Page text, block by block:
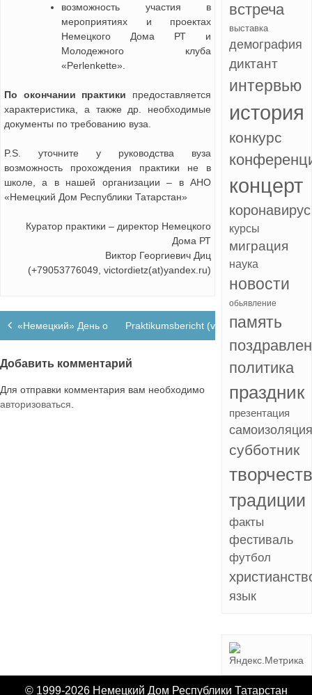
возможность участия в
мероприятиях и проектах
Немецкого Дома РТ и
Молодежного клуба
«Perlenkette».
По окончании практики предоставляется
характеристика, а также др. необходимые
документы по требованию вуза.
P.S. уточните у руководства вуза
возможность прохождения практики не в
школе, а в нашей организации – в АНО
«Немецкий Дом Республики Татарстан»
Куратор практики – директор Немецкого
Дома РТ
Виктор Георгиевич Диц
(+79053776049, victordietz(at)yandex.ru)
Навигация
по
записям
«Немецкий» День открытых дверейPraktikumsbericht (vom 25.8-10.10.2012)
Добавить комментарий
Для отправки комментария вам необходимо
авторизоваться.
встреча
выставка
демография
диктант
интервью
история
конкурс
концерт
коронавирус
курсы
миграция
наука
новости
обьявление
память
политика
праздник
презентация
субботник
традиции
факты
фестиваль
футбол
язык
© 1999-2026 Немецкий Дом Республики Татарстан